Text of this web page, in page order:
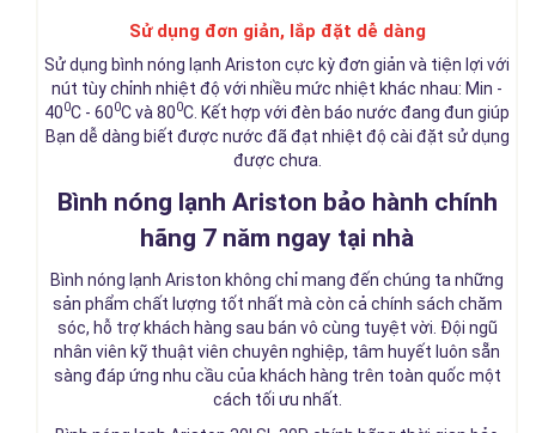
Sử dụng đơn giản, lắp đặt dễ dàng
Sử dụng bình nóng lạnh Ariston cực kỳ đơn giản và tiện lợi với
nút tùy chỉnh nhiệt độ với nhiều mức nhiệt khác nhau: Min -
400C - 600C và 800C. Kết hợp với đèn báo nước đang đun giúp
Bạn dễ dàng biết được nước đã đạt nhiệt độ cài đặt sử dụng
được chưa.
Bình nóng lạnh Ariston bảo hành chính
hãng 7 năm ngay tại nhà
Bình nóng lạnh Ariston không chỉ mang đến chúng ta những
sản phẩm chất lượng tốt nhất mà còn cả chính sách chăm
sóc, hỗ trợ khách hàng sau bán vô cùng tuyệt vời. Đội ngũ
nhân viên kỹ thuật viên chuyên nghiệp, tâm huyết luôn sẵn
sàng đáp ứng nhu cầu của khách hàng trên toàn quốc một
cách tối ưu nhất.